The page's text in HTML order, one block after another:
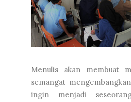
Menulis akan membuat
semangat
ingin menjadi